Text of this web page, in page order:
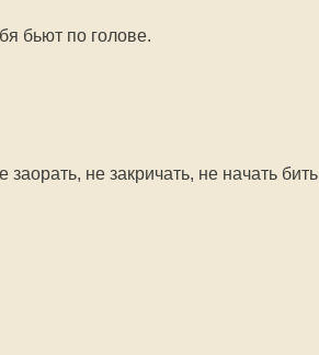
бьют по голове.
не закричать, не начать бить